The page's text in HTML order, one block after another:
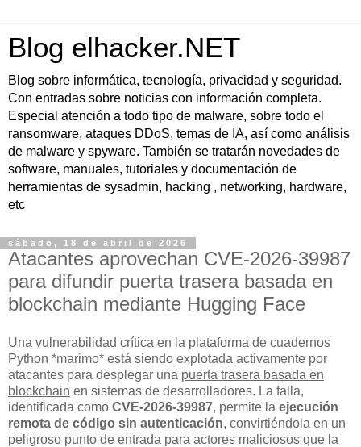
Blog elhacker.NET
Blog sobre informática, tecnología, privacidad y seguridad.
Con entradas sobre noticias con información completa.
Especial atención a todo tipo de malware, sobre todo el
ransomware, ataques DDoS, temas de IA, así como análisis
de malware y spyware. También se tratarán novedades de
software, manuales, tutoriales y documentación de
herramientas de sysadmin, hacking , networking, hardware,
etc
sábado, 18 de abril de 2026
Atacantes aprovechan CVE-2026-39987
para difundir puerta trasera basada en
blockchain mediante Hugging Face
Una vulnerabilidad crítica en la plataforma de cuadernos
Python *marimo* está siendo explotada activamente por
atacantes para desplegar una puerta trasera basada en
blockchain en sistemas de desarrolladores. La falla,
identificada como CVE-2026-39987, permite la ejecución
remota de código sin autenticación, convirtiéndola en un
peligroso punto de entrada para actores maliciosos que la